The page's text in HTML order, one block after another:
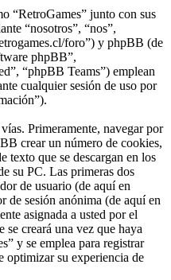
“RetroGames” junto con sus
“nosotros”, “nos”,
foro”) y phpBB (de
phpBB”,
“phpBB Teams”) emplean
cualquier sesión de uso por
Primeramente, navegar por
crear un número de cookies,
texto que se descargan en los
su PC. Las primeras dos
de usuario (de aquí en
de sesión anónima (de aquí en
asignada a usted por el
creará una vez que haya
y se emplea para registrar
optimizar su experiencia de